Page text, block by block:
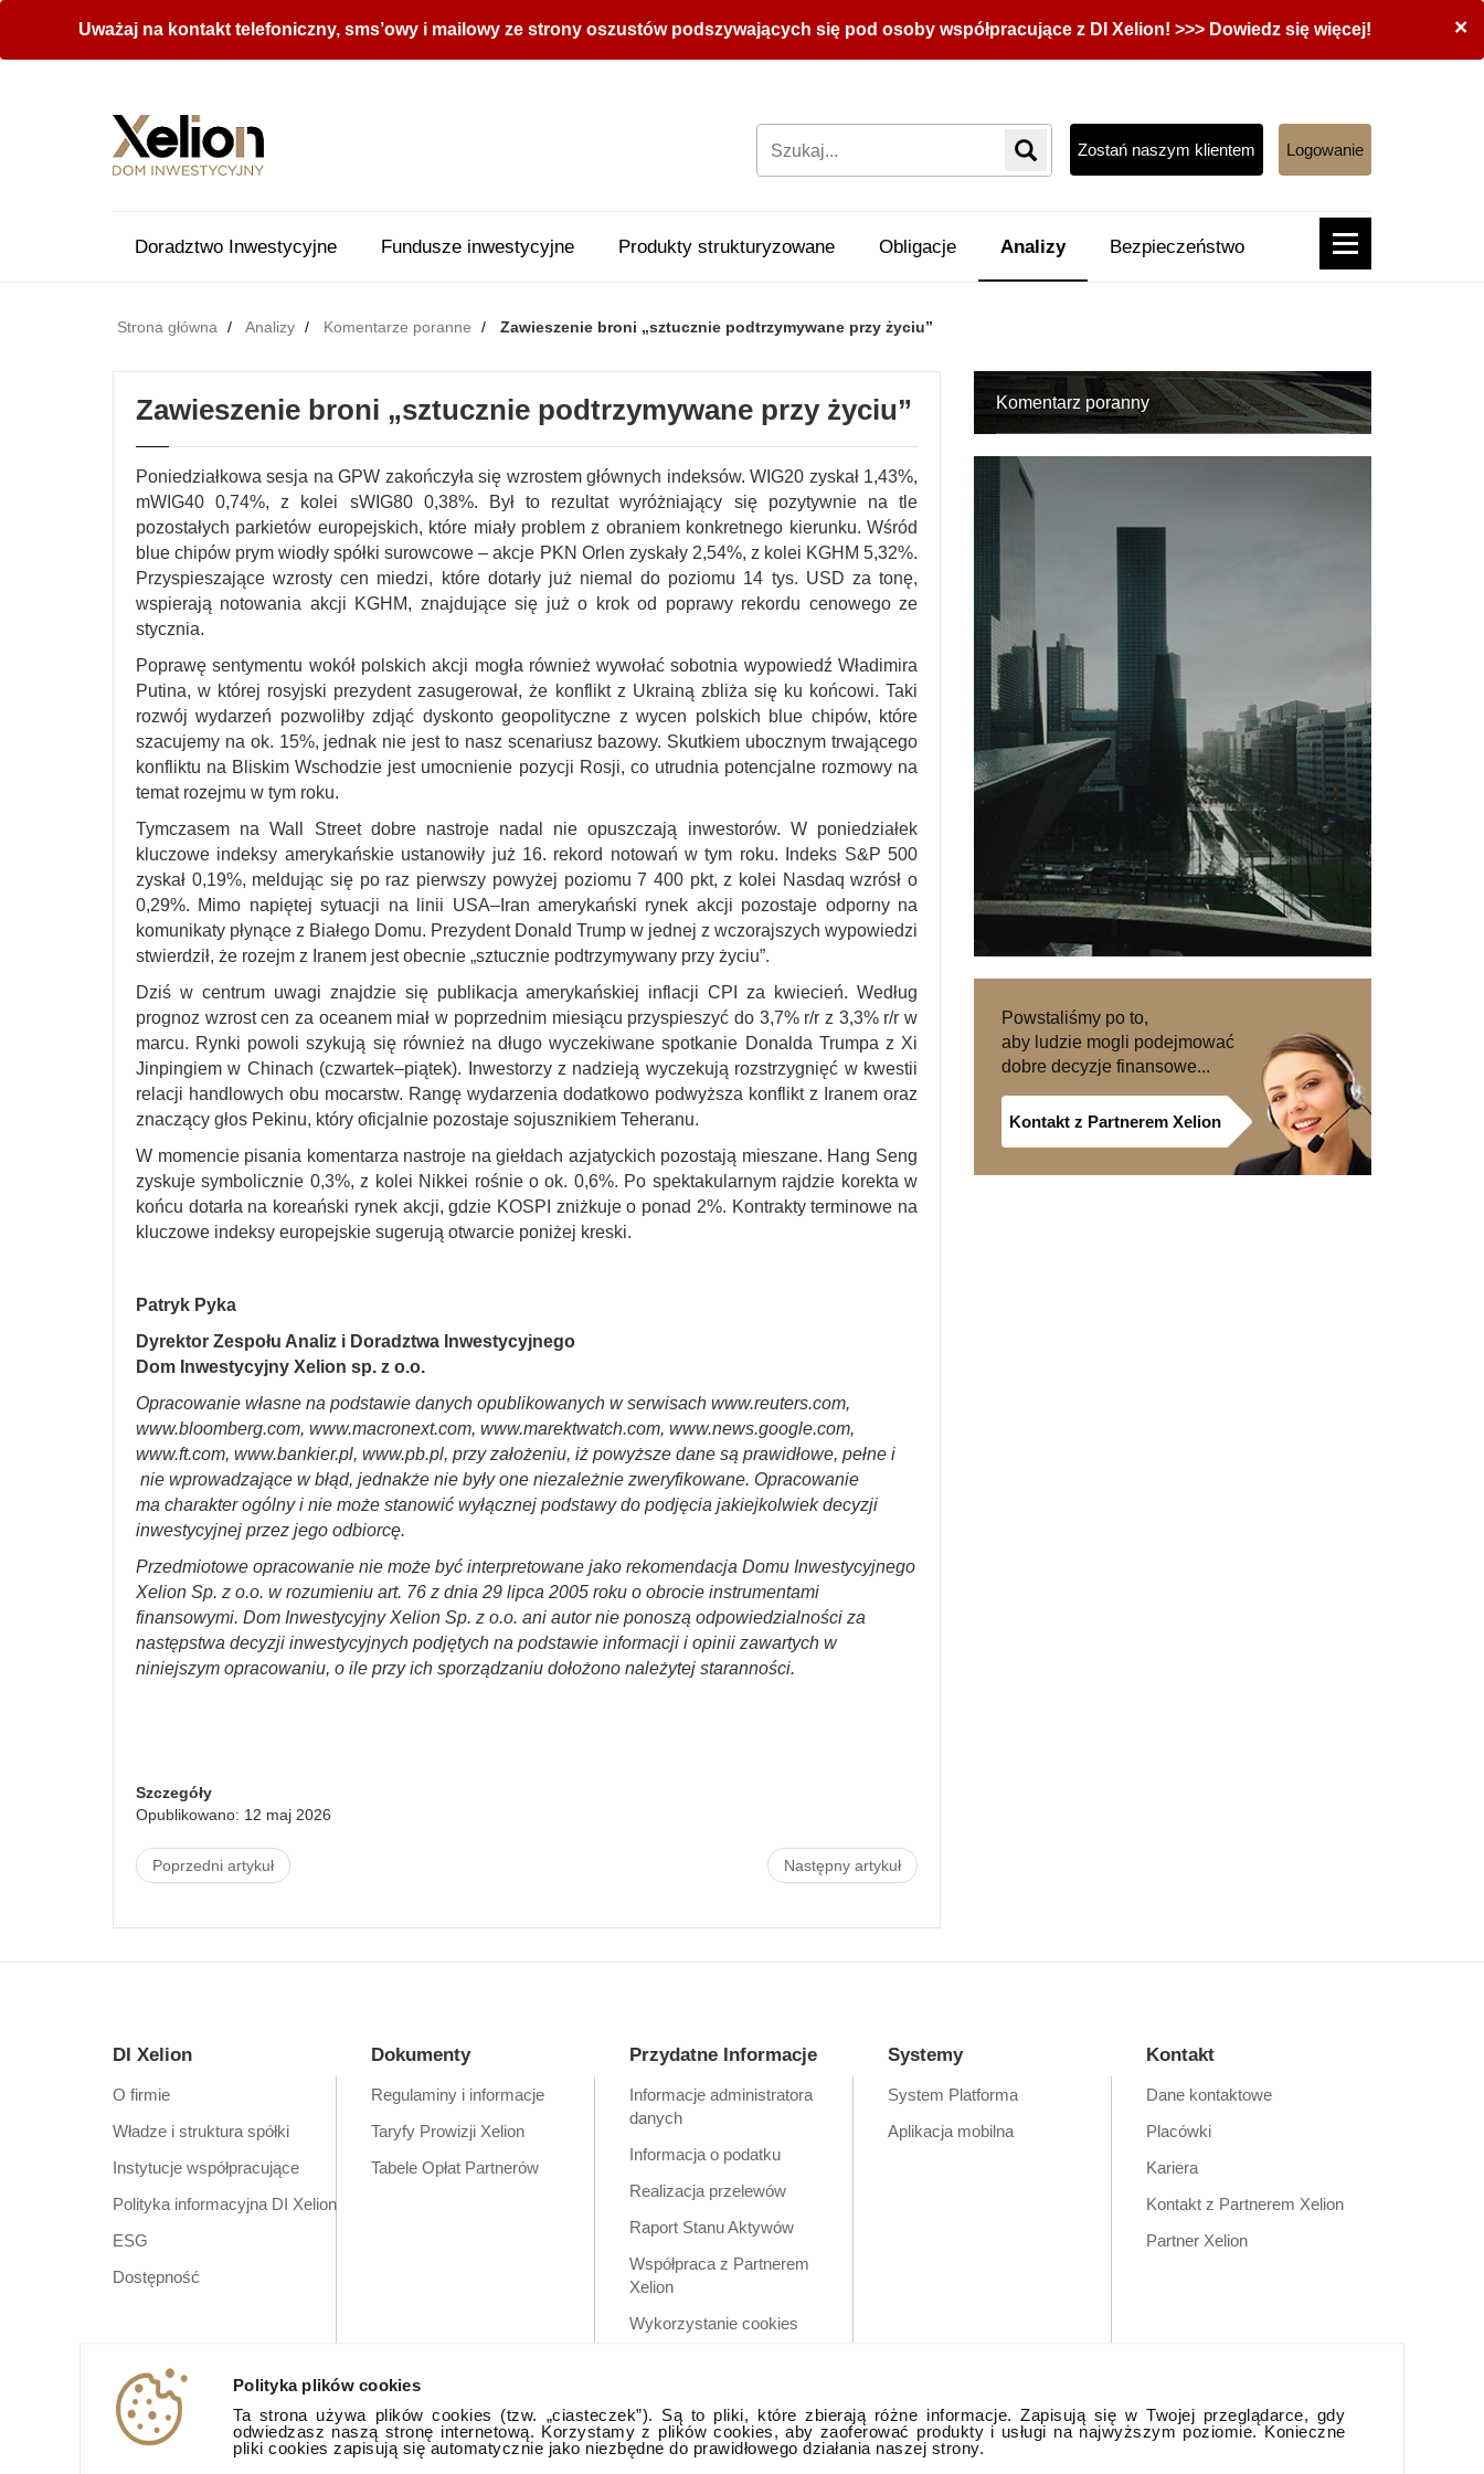
Polityka plików cookies
Ta strona używa plików cookies (tzw. „ciasteczek”). Są to pliki, które zbierają różne informacje. Zapisują się w Twojej przeglądarce, gdy
odwiedzasz naszą stronę internetową. Korzystamy z plików cookies, aby zaoferować produkty i usługi na najwyższym poziomie. Konieczne
pliki cookies zapisują się automatycznie jako niezbędne do prawidłowego działania naszej strony.
×
Uważaj na kontakt telefoniczny, sms’owy i mailowy ze strony oszustów podszywających się pod osoby współpracujące z DI Xelion! >>> Dowiedz się więcej!
Zostań naszym klientem Logowanie
Doradztwo Inwestycyjne Fundusze inwestycyjne Produkty strukturyzowane Obligacje Analizy Bezpieczeństwo
Strona główna Analizy Komentarze poranne Zawieszenie broni „sztucznie podtrzymywane przy życiu”
Zawieszenie broni „sztucznie podtrzymywane przy życiu”
Poniedziałkowa sesja na GPW zakończyła się wzrostem głównych indeksów. WIG20 zyskał 1,43%,
mWIG40 0,74%, z kolei sWIG80 0,38%. Był to rezultat wyróżniający się pozytywnie na tle
pozostałych parkietów europejskich, które miały problem z obraniem konkretnego kierunku. Wśród
blue chipów prym wiodły spółki surowcowe – akcje PKN Orlen zyskały 2,54%, z kolei KGHM 5,32%.
Przyspieszające wzrosty cen miedzi, które dotarły już niemal do poziomu 14 tys. USD za tonę,
wspierają notowania akcji KGHM, znajdujące się już o krok od poprawy rekordu cenowego ze
stycznia.
Poprawę sentymentu wokół polskich akcji mogła również wywołać sobotnia wypowiedź Władimira
Putina, w której rosyjski prezydent zasugerował, że konflikt z Ukrainą zbliża się ku końcowi. Taki
rozwój wydarzeń pozwoliłby zdjąć dyskonto geopolityczne z wycen polskich blue chipów, które
szacujemy na ok. 15%, jednak nie jest to nasz scenariusz bazowy. Skutkiem ubocznym trwającego
konfliktu na Bliskim Wschodzie jest umocnienie pozycji Rosji, co utrudnia potencjalne rozmowy na
temat rozejmu w tym roku.
Tymczasem na Wall Street dobre nastroje nadal nie opuszczają inwestorów. W poniedziałek
kluczowe indeksy amerykańskie ustanowiły już 16. rekord notowań w tym roku. Indeks S&P 500
zyskał 0,19%, meldując się po raz pierwszy powyżej poziomu 7 400 pkt, z kolei Nasdaq wzrósł o
0,29%. Mimo napiętej sytuacji na linii USA–Iran amerykański rynek akcji pozostaje odporny na
komunikaty płynące z Białego Domu. Prezydent Donald Trump w jednej z wczorajszych wypowiedzi
stwierdził, że rozejm z Iranem jest obecnie „sztucznie podtrzymywany przy życiu”.
Dziś w centrum uwagi znajdzie się publikacja amerykańskiej inflacji CPI za kwiecień. Według
prognoz wzrost cen za oceanem miał w poprzednim miesiącu przyspieszyć do 3,7% r/r z 3,3% r/r w
marcu. Rynki powoli szykują się również na długo wyczekiwane spotkanie Donalda Trumpa z Xi
Jinpingiem w Chinach (czwartek–piątek). Inwestorzy z nadzieją wyczekują rozstrzygnięć w kwestii
relacji handlowych obu mocarstw. Rangę wydarzenia dodatkowo podwyższa konflikt z Iranem oraz
znaczący głos Pekinu, który oficjalnie pozostaje sojusznikiem Teheranu.
W momencie pisania komentarza nastroje na giełdach azjatyckich pozostają mieszane. Hang Seng
zyskuje symbolicznie 0,3%, z kolei Nikkei rośnie o ok. 0,6%. Po spektakularnym rajdzie korekta w
końcu dotarła na koreański rynek akcji, gdzie KOSPI zniżkuje o ponad 2%. Kontrakty terminowe na
kluczowe indeksy europejskie sugerują otwarcie poniżej kreski.
Patryk Pyka
Dyrektor Zespołu Analiz i Doradztwa Inwestycyjnego
Dom Inwestycyjny Xelion sp. z o.o.
Opracowanie własne na podstawie danych opublikowanych w serwisach www.reuters.com,
www.bloomberg.com, www.macronext.com, www.marektwatch.com, www.news.google.com,
www.ft.com, www.bankier.pl, www.pb.pl, przy założeniu, iż powyższe dane są prawidłowe, pełne i
nie wprowadzające w błąd, jednakże nie były one niezależnie zweryfikowane. Opracowanie
ma charakter ogólny i nie może stanowić wyłącznej podstawy do podjęcia jakiejkolwiek decyzji
inwestycyjnej przez jego odbiorcę.
Przedmiotowe opracowanie nie może być interpretowane jako rekomendacja Domu Inwestycyjnego
Xelion Sp. z o.o. w rozumieniu art. 76 z dnia 29 lipca 2005 roku o obrocie instrumentami
finansowymi. Dom Inwestycyjny Xelion Sp. z o.o. ani autor nie ponoszą odpowiedzialności za
następstwa decyzji inwestycyjnych podjętych na podstawie informacji i opinii zawartych w
niniejszym opracowaniu, o ile przy ich sporządzaniu dołożono należytej staranności.
Szczegóły
Opublikowano: 12 maj 2026
Poprzedni artykuł Następny artykuł
Komentarz poranny
Powstaliśmy po to,
aby ludzie mogli podejmować
dobre decyzje finansowe...
Kontakt z Partnerem Xelion
DI Xelion
O firmie
Władze i struktura spółki
Instytucje współpracujące
Polityka informacyjna DI Xelion
ESG
Dostępność
Dokumenty
Regulaminy i informacje
Taryfy Prowizji Xelion
Tabele Opłat Partnerów
Przydatne Informacje
Informacje administratora
danych
Informacja o podatku
Realizacja przelewów
Raport Stanu Aktywów
Współpraca z Partnerem
Xelion
Wykorzystanie cookies
aplikacji mobilnej
Systemy
System Platforma
Aplikacja mobilna
Kontakt
Dane kontaktowe
Placówki
Kariera
Kontakt z Partnerem Xelion
Partner Xelion